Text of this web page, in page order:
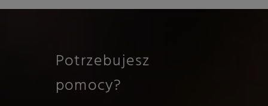
Potrzebujesz
pomocy?